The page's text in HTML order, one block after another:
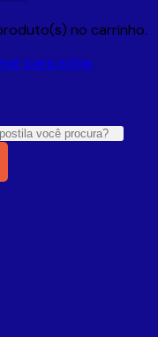
no carrinho.
para a loja